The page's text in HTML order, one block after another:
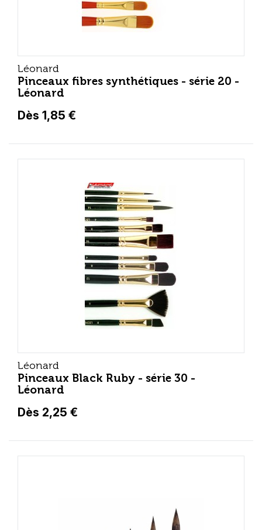
Léonard
Pinceaux fibres synthétiques - série 20 -
Léonard
Dès 1,85 €
Léonard
Pinceaux Black Ruby - série 30 -
Léonard
Dès 2,25 €